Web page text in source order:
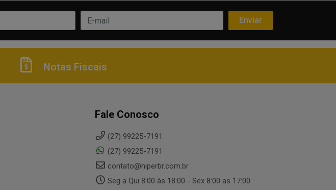
Notas Fiscais
Fale Conosco
(27) 99225-7191
(27) 99225-7191
contato@hiperbr.com.br
Seg a Qui 8:00 às 18:00 - Sex 8:00 as 17:00